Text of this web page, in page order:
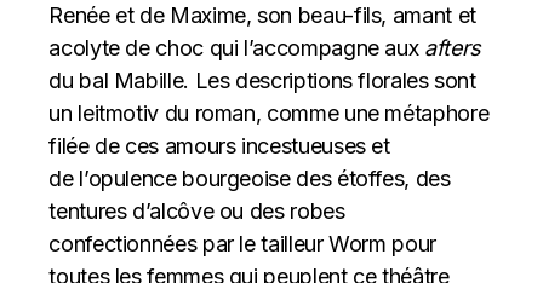
Renée et de Maxime, son beau-fils, amant et
acolyte de choc qui l’accompagne aux afters
du bal Mabille. Les descriptions florales sont
un leitmotiv du roman, comme une métaphore
filée de ces amours incestueuses et
de l’opulence bourgeoise des étoffes, des
tentures d’alcôve ou des robes
confectionnées par le tailleur Worm pour
toutes les femmes qui peuplent ce théâtre